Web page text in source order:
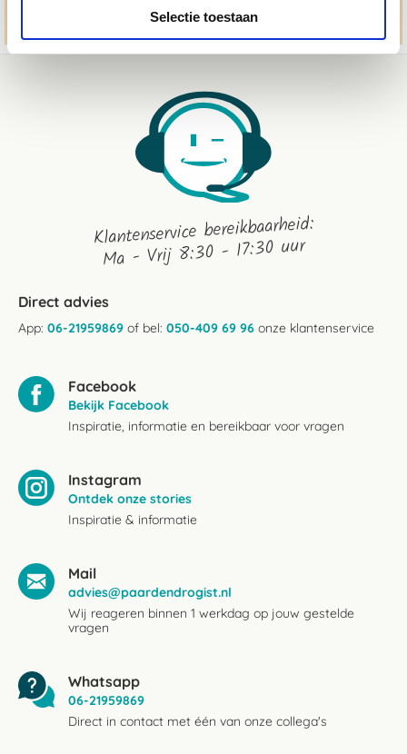
Selectie toestaan
Klantenservice bereikbaarheid:
Ma - Vrij 8:30 - 17:30 uur
Direct advies
App: 06-21959869 of bel: 050-409 69 96 onze klantenservice
Facebook
Bekijk Facebook
Inspiratie, informatie en bereikbaar voor vragen
Instagram
Ontdek onze stories
Inspiratie & informatie
Mail
advies@paardendrogist.nl
Wij reageren binnen 1 werkdag op jouw gestelde
vragen
Whatsapp
06-21959869
Direct in contact met één van onze collega's